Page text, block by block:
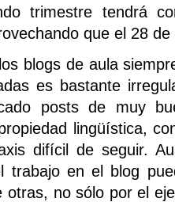
trimestre tendrá
que el 28
blogs de aula
es bastante
posts de muy
lingüística,
difícil de seguir.
trabajo en el blog
otras, no sólo por el